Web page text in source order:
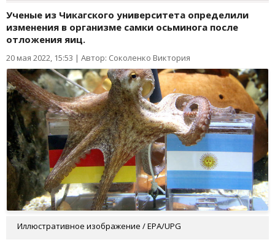
Ученые из Чикагского университета определили
изменения в организме самки осьминога после
отложения яиц.
20 мая 2022, 15:53 | Автор: Соколенко Виктория
Иллюстративное изображение / EPA/UPG